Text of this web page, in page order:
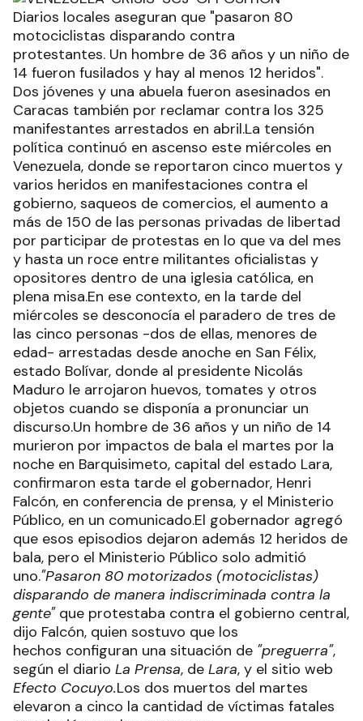
Diarios locales aseguran que "pasaron 80
motociclistas disparando contra
protestantes. Un hombre de 36 años y un niño de
14 fueron fusilados y hay al menos 12 heridos".
Dos jóvenes y una abuela fueron asesinados en
Caracas también por reclamar contra los 325
manifestantes arrestados en abril.La tensión
política continuó en ascenso este miércoles en
Venezuela, donde se reportaron cinco muertos y
varios heridos en manifestaciones contra el
gobierno, saqueos de comercios, el aumento a
más de 150 de las personas privadas de libertad
por participar de protestas en lo que va del mes
y hasta un roce entre militantes oficialistas y
opositores dentro de una iglesia católica, en
plena misa.En ese contexto, en la tarde del
miércoles se desconocía el paradero de tres de
las cinco personas -dos de ellas, menores de
edad- arrestadas desde anoche en San Félix,
estado Bolívar, donde al presidente Nicolás
Maduro le arrojaron huevos, tomates y otros
objetos cuando se disponía a pronunciar un
discurso.Un hombre de 36 años y un niño de 14
murieron por impactos de bala el martes por la
noche en Barquisimeto, capital del estado Lara,
confirmaron esta tarde el gobernador, Henri
Falcón, en conferencia de prensa, y el Ministerio
Público, en un comunicado.El gobernador agregó
que esos episodios dejaron además 12 heridos de
bala, pero el Ministerio Público solo admitió
uno."Pasaron 80 motorizados (motociclistas)
disparando de manera indiscriminada contra la
gente"que protestaba contra el gobierno central,
dijo Falcón, quien sostuvo que los
hechos configuran una situación de "preguerra",
según el diario La Prensa, de Lara, y el sitio web
Efecto Cocuyo.Los dos muertos del martes
elevaron a cinco la cantidad de víctimas fatales